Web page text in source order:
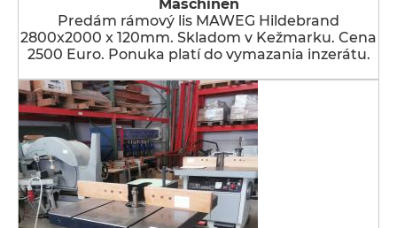
Maschinen
Predám rámový lis MAWEG Hildebrand
2800x2000 x 120mm. Skladom v Kežmarku. Cena
2500 Euro. Ponuka platí do vymazania inzerátu.